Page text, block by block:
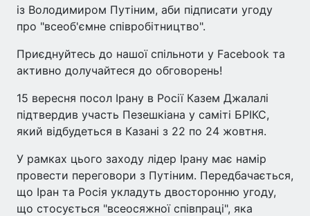
із Володимиром Путіним, аби підписати угоду
про "всеоб'ємне співробітництво".
Приєднуйтесь до нашої спільноти у Facebook та
активно долучайтеся до обговорень!
15 вересня посол Ірану в Росії Казем Джалалі
підтвердив участь Пезешкіана у саміті БРІКС,
який відбудеться в Казані з 22 по 24 жовтня.
У рамках цього заходу лідер Ірану має намір
провести переговори з Путіним. Передбачається,
що Іран та Росія укладуть двосторонню угоду,
що стосується "всеосяжної співпраці", яка